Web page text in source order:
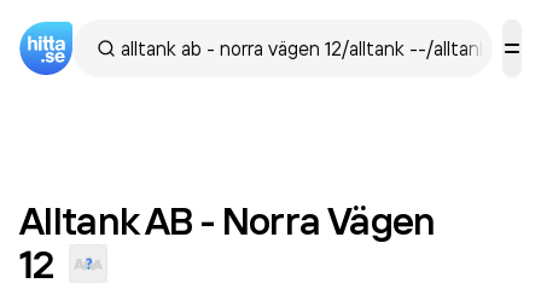
Alltank AB - Norra Vägen
12